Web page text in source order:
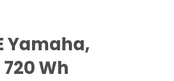
Yamaha,
Wh